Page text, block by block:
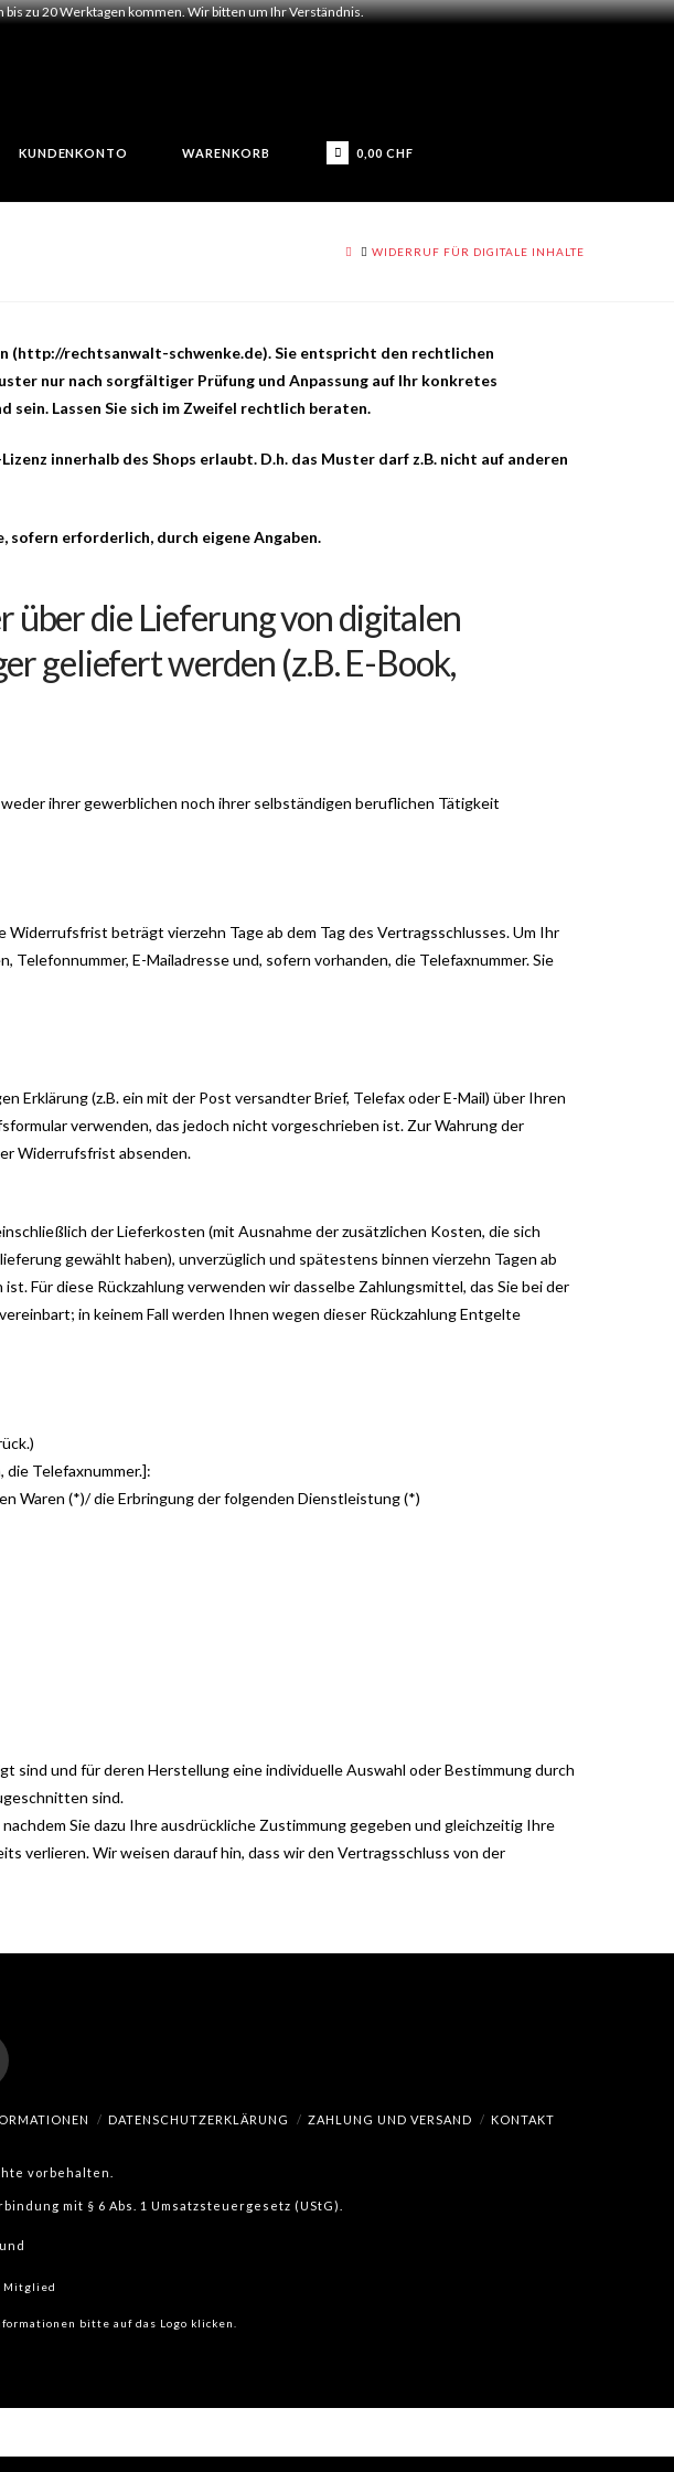
zu 20 Werktagen kommen. Wir bitten um Ihr Verständnis.
KUNDENKONTO WARENKORB 0,00 CHF
HOME
WIDERRUF FÜR DIGITALE INHALTE
(http://rechtsanwalt-schwenke.de). Sie entspricht den rechtlichen
nur nach sorgfältiger Prüfung und Anpassung auf Ihr konkretes
Lassen Sie sich im Zweifel rechtlich beraten.
innerhalb des Shops erlaubt. D.h. das Muster darf z.B. nicht auf anderen
sofern erforderlich, durch eigene Angaben.
die Lieferung von digitalen
geliefert werden (z.B. E-Book,
ihrer gewerblichen noch ihrer selbständigen beruflichen Tätigkeit
beträgt vierzehn Tage ab dem Tag des Vertragsschlusses. Um Ihr
E-Mailadresse und, sofern vorhanden, die Telefaxnummer. Sie
(z.B. ein mit der Post versandter Brief, Telefax oder E-Mail) über Ihren
verwenden, das jedoch nicht vorgeschrieben ist. Zur Wahrung der
Widerrufsfrist absenden.
der Lieferkosten (mit Ausnahme der zusätzlichen Kosten, die sich
gewählt haben), unverzüglich und spätestens binnen vierzehn Tagen ab
Für diese Rückzahlung verwenden wir dasselbe Zahlungsmittel, das Sie bei der
in keinem Fall werden Ihnen wegen dieser Rückzahlung Entgelte
Telefaxnummer.]:
Waren (*)/ die Erbringung der folgenden Dienstleistung (*)
und für deren Herstellung eine individuelle Auswahl oder Bestimmung durch
sind.
Sie dazu Ihre ausdrückliche Zustimmung gegeben und gleichzeitig Ihre
verlieren. Wir weisen darauf hin, dass wir den Vertragsschluss von der
DATENSCHUTZERKLÄRUNG ZAHLUNG UND VERSAND
KONTAKT
vorbehalten.
mit § 6 Abs. 1 Umsatzsteuergesetz (UStG).
bitte auf das Logo klicken.